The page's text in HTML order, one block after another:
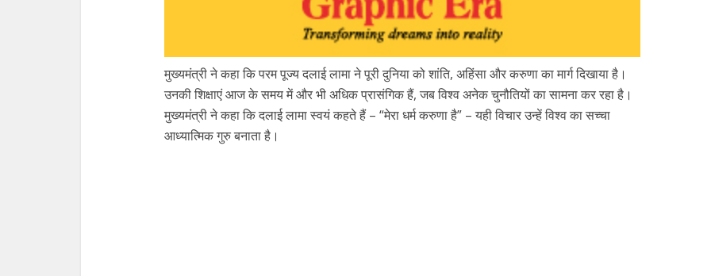
मुख्यमंत्री ने कहा कि परम पूज्य दलाई लामा ने पूरी दुनिया को शांति, अहिंसा और करुणा का मार्ग दिखाया है।
उनकी शिक्षाएं आज के समय में और भी अधिक प्रासंगिक हैं, जब विश्व अनेक चुनौतियों का सामना कर रहा है।
मुख्यमंत्री ने कहा कि दलाई लामा स्वयं कहते हैं – “मेरा धर्म करुणा है” – यही विचार उन्हें विश्व का सच्चा
आध्यात्मिक गुरु बनाता है।